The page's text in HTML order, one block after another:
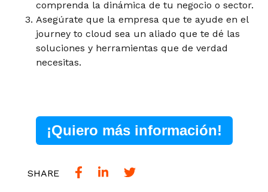
comprenda la dinámica de tu negocio o sector.
Asegúrate que la empresa que te ayude en el
journey to cloud sea un aliado que te dé las
soluciones y herramientas que de verdad
necesitas.
¡Quiero más información!
SHARE